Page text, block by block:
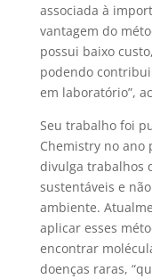
associada à
vantagem do
possui baixo
podendo
em laboratório”,
Seu trabalho foi
Chemistry no ano
divulga trabalhos
sustentáveis e
ambiente.
aplicar esses
encontrar
doenças raras,